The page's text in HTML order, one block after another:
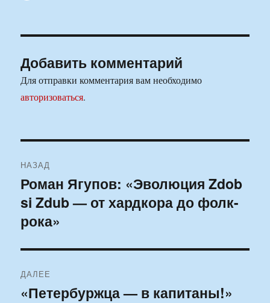
Добавить комментарий
Для отправки комментария вам необходимо
авторизоваться.
по
записям
НАЗАД
Предыдущая
запись:
Роман Ягупов: «Эволюция Zdob
si Zdub — от хардкора до фолк-
рока»
ДАЛЕЕ
Следующая
«Петербуржца — в капитаны!»